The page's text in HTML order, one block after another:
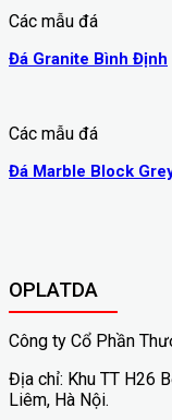
Các mẫu đá
Đá Granite Bình Định
Các mẫu đá
Đá Marble Block
OPLATDA
Công ty Cổ Phần
Địa chỉ: Khu TT H26
Liêm, Hà Nội.